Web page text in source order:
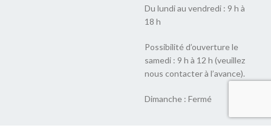
Du lundi au vendredi : 9 h à
18 h
Possibilité d’ouverture le
samedi : 9 h à 12 h (veuillez
nous contacter à l’avance).
Dimanche : Fermé